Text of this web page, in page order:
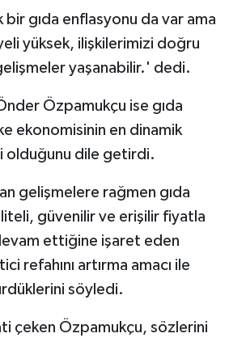
gıda enflasyonu da var ama
yüksek, ilişkilerimizi doğru
yaşanabilir.' dedi.
Özpamukçu ise gıda
ekonomisinin en dinamik
olduğunu dile getirdi.
gelişmelere rağmen gıda
güvenilir ve erişilir fiyatla
ettiğine işaret eden
refahını artırma amacı ile
söyledi.
çeken Özpamukçu, sözlerini